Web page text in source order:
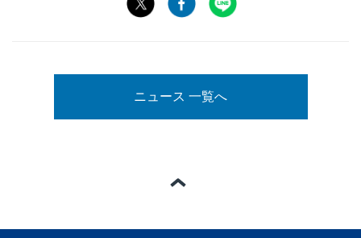
ニュース 一覧へ